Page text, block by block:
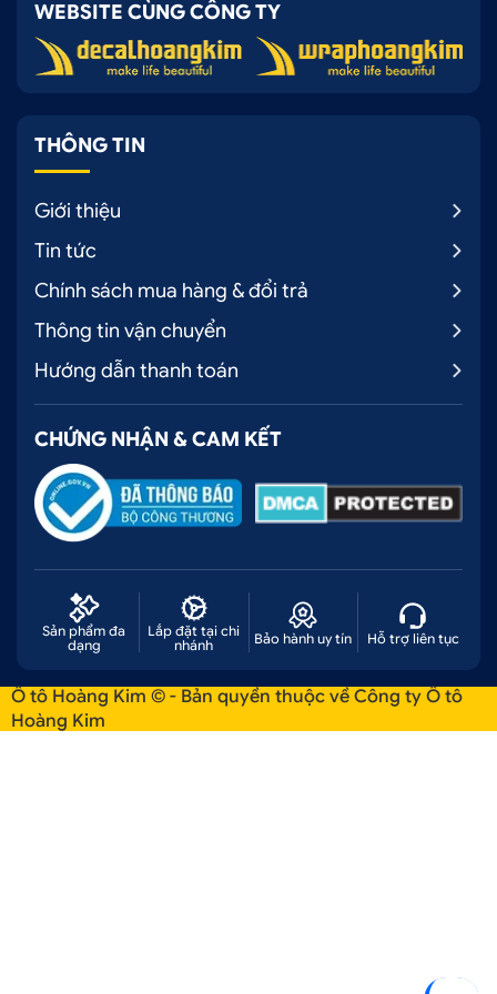
tìm kiếm và không gian rộng rãi giúp việc thi công
lắp đặtloa ESB Audio 5.6K3 trở nên thuận tiện, dễ
dàng, thoải mái hơn.
Chi nhánh Hoàng Kim tại Bình Dương
.
WEBSITE CÙNG CÔNG TY
THÔNG TIN
Giới thiệu
Tin tức
Chính sách mua hàng & đổi trả
Thông tin vận chuyển
Hướng dẫn thanh toán
CHỨNG NHẬN & CAM KẾT
Sản phẩm đa
dạng
Lắp đặt tại chi
nhánh
Bảo hành uy tín Hỗ trợ liên tục
Ô tô Hoàng Kim © - Bản quyền thuộc về Công ty Ô tô
Hoàng Kim